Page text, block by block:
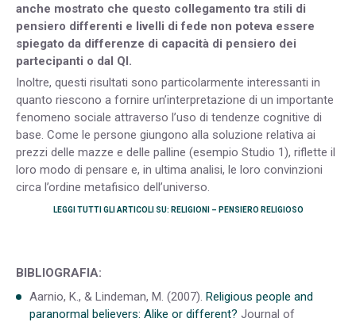
anche mostrato che questo collegamento tra stili di
pensiero differenti e livelli di fede non poteva essere
spiegato da differenze di capacità di pensiero dei
partecipanti o dal QI.
Inoltre, questi risultati sono particolarmente interessanti in
quanto riescono a fornire un’interpretazione di un importante
fenomeno sociale attraverso l’uso di tendenze cognitive di
base. Come le persone giungono alla soluzione relativa ai
prezzi delle mazze e delle palline (esempio Studio 1), riflette il
loro modo di pensare e, in ultima analisi, le loro convinzioni
circa l’ordine metafisico dell’universo.
LEGGI TUTTI GLI ARTICOLI SU: RELIGIONI – PENSIERO RELIGIOSO
BIBLIOGRAFIA:
Aarnio, K., & Lindeman, M. (2007). Religious people and
paranormal believers: Alike or different? Journal of